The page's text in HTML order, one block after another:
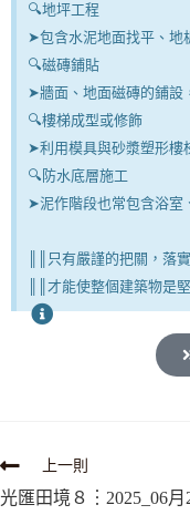
🔍地坪工程
➤包含水泥地面找平、地
🔍磁磚鋪貼
➤牆面、地面磁磚的鋪設
🔍樓梯成型或修飾
➤利用模具與砂漿塑形樓
🔍防水底層施工
➤泥作階段也常包含浴室
║║只有嚴謹的把關，落
║║才能使整個建築物是
上一則
光匯田境８︙2025_06